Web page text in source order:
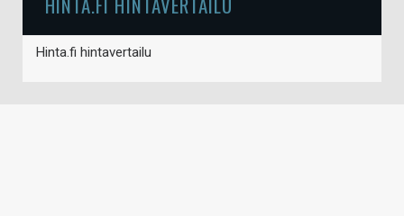
Hinta.fi hintavertailu